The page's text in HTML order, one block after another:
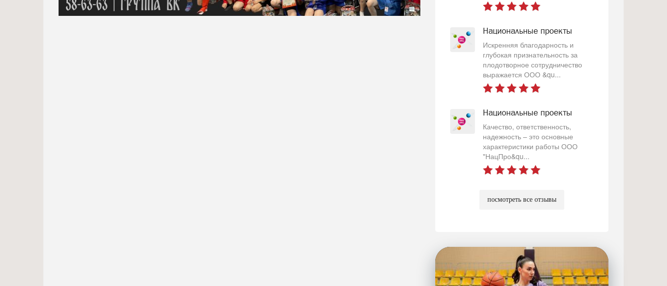
Национальные проекты
Искренняя благодарность и
глубокая признательность за
плодотворное сотрудничество
выражается ООО &qu...
Национальные проекты
Качество, ответственность,
надежность – это основные
характеристики работы ООО
"НацПро&qu...
посмотреть все отзывы